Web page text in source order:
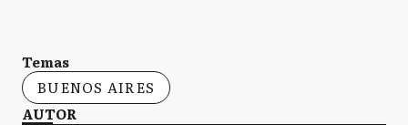
Temas
BUENOS AIRES
AUTOR